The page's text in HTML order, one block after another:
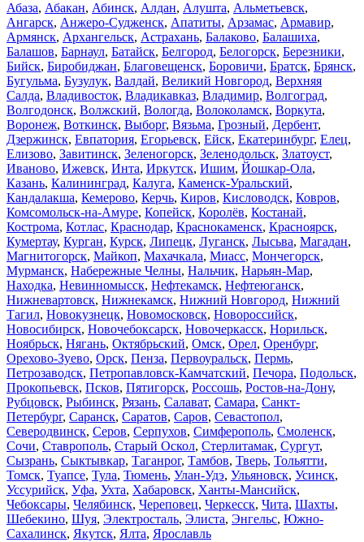
Абаза, Абакан, Абинск, Алдан, Алушта, Альметьевск,
Ангарск, Анжеро-Судженск, Апатиты, Арзамас, Армавир,
Армянск, Архангельск, Астрахань, Балаково, Балашиха,
Балашов, Барнаул, Батайск, Белгород, Белогорск, Березники,
Бийск, Биробиджан, Благовещенск, Боровичи, Братск, Брянск,
Бугульма, Бузулук, Валдай, Великий Новгород, Верхняя
Салда, Владивосток, Владикавказ, Владимир, Волгоград,
Волгодонск, Волжский, Вологда, Волоколамск, Воркута,
Воронеж, Воткинск, Выборг, Вязьма, Грозный, Дербент,
Дзержинск, Евпатория, Егорьевск, Ейск, Екатеринбург, Елец,
Елизово, Завитинск, Зеленогорск, Зеленодольск, Златоуст,
Иваново, Ижевск, Инта, Иркутск, Ишим, Йошкар-Ола,
Казань, Калининград, Калуга, Каменск-Уральский,
Кандалакша, Кемерово, Керчь, Киров, Кисловодск, Ковров,
Комсомольск-на-Амуре, Копейск, Королёв, Костанай,
Кострома, Котлас, Краснодар, Краснокаменск, Красноярск,
Кумертау, Курган, Курск, Липецк, Луганск, Лысьва, Магадан,
Магнитогорск, Майкоп, Махачкала, Миасс, Мончегорск,
Мурманск, Набережные Челны, Нальчик, Нарьян-Мар,
Находка, Невинномысск, Нефтекамск, Нефтеюганск,
Нижневартовск, Нижнекамск, Нижний Новгород, Нижний
Тагил, Новокузнецк, Новомосковск, Новороссийск,
Новосибирск, Новочебоксарск, Новочеркасск, Норильск,
Ноябрьск, Нягань, Октябрьский, Омск, Орел, Оренбург,
Орехово-Зуево, Орск, Пенза, Первоуральск, Пермь,
Петрозаводск, Петропавловск-Камчатский, Печора, Подольск,
Прокопьевск, Псков, Пятигорск, Россошь, Ростов-на-Дону,
Рубцовск, Рыбинск, Рязань, Салават, Самара, Санкт-
Петербург, Саранск, Саратов, Саров, Севастопол,
Северодвинск, Серов, Серпухов, Симферополь, Смоленск,
Сочи, Ставрополь, Старый Оскол, Стерлитамак, Сургут,
Сызрань, Сыктывкар, Таганрог, Тамбов, Тверь, Тольятти,
Томск, Туапсе, Тула, Тюмень, Улан-Удэ, Ульяновск, Усинск,
Уссурийск, Уфа, Ухта, Хабаровск, Ханты-Мансийск,
Чебоксары, Челябинск, Череповец, Черкесск, Чита, Шахты,
Шебекино, Шуя, Электросталь, Элиста, Энгельс, Южно-
Сахалинск, Якутск, Ялта, Ярославль